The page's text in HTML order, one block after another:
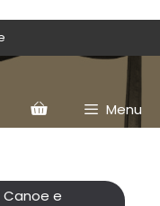
Menu
Canoe e